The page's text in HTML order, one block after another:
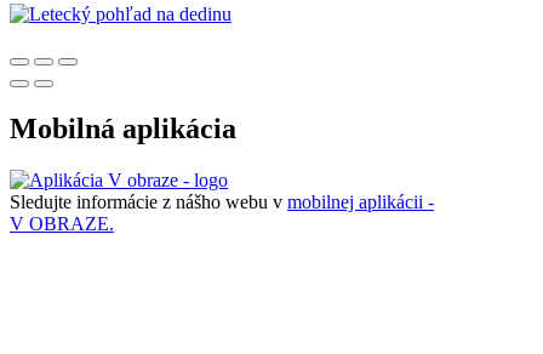
Mobilná aplikácia
Sledujte informácie z nášho webu v mobilnej aplikácii -
V OBRAZE.